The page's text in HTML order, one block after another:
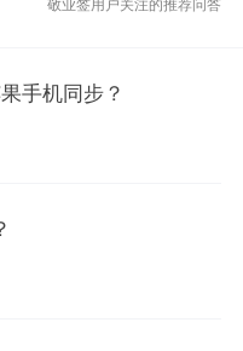
敬业签用户关注的推荐问答
手机同步？